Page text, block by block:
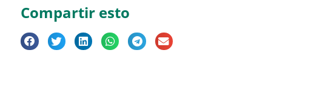
Compartir esto